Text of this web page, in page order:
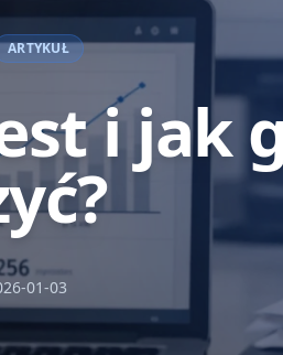
ARTYKUŁ
i jak
01-03